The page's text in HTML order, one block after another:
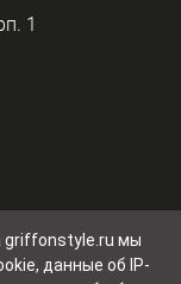
1
griffonstyle.ru мы
данные об IP-